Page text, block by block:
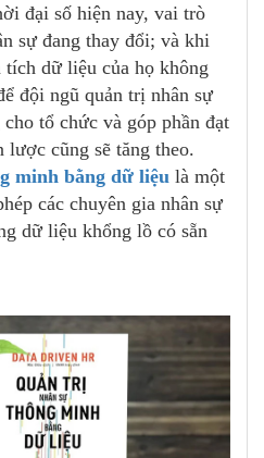
đại số hiện nay, vai trò
sự đang thay đổi; và khi
tích dữ liệu của họ không
đội ngũ quản trị nhân sự
tổ chức và góp phần đạt
lược cũng sẽ tăng theo.
minh bằng dữ liệu là một
các chuyên gia nhân sự
dữ liệu khổng lồ có sẵn